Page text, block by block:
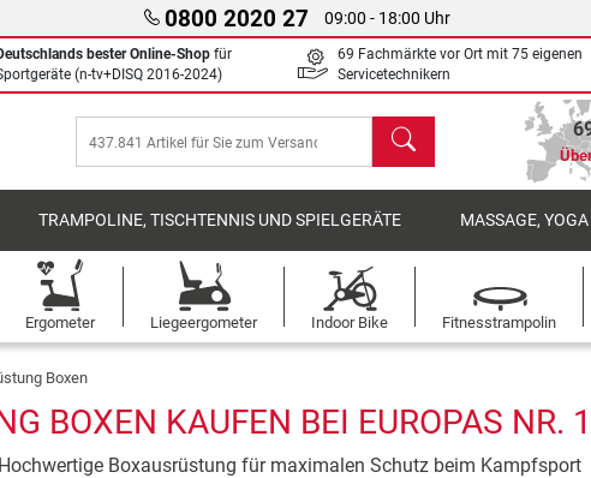
0800 2020 27 09:00 - 18:00 Uhr
bester Online-Shop für
(n-tv+DISQ 2016-2024)
69 Fachmärkte vor Ort mit 75 eigenen
Servicetechnikern
Suchen
TRAMPOLINE, TISCHTENNIS UND SPIELGERÄTE MASSAGE,
Ergometer Liegeergometer Indoor Bike Fitnesstrampolin
Boxen
BOXEN KAUFEN BEI EUROPAS NR.
Hochwertige Boxausrüstung für maximalen Schutz beim Kampfsport